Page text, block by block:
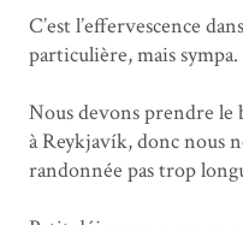
C’est l’effervescence
particulière, mais sympa.
Nous devons prendre le
à Reykjavík, donc nous
randonnée pas trop